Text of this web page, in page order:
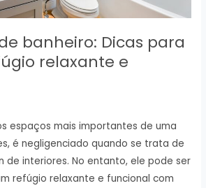
banheiro: Dicas para
relaxante e
espaços mais importantes de uma
é negligenciado quando se trata de
de interiores. No entanto, ele pode ser
refúgio relaxante e funcional com